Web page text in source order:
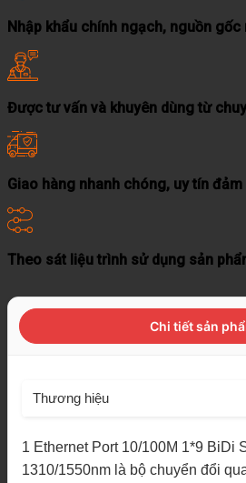
Nhập khẩu chính ngạch, nguồn
Được tư vấn và khuyên dùng từ
Giao hàng nhanh chóng, uy tín đảm
Theo sát liệu trình sử dụng sản
Chi tiết sản
Thương hiệu
1 Ethernet Port 10/100M 1*9 BiDi
1310/1550nm là bộ chuyển đổi